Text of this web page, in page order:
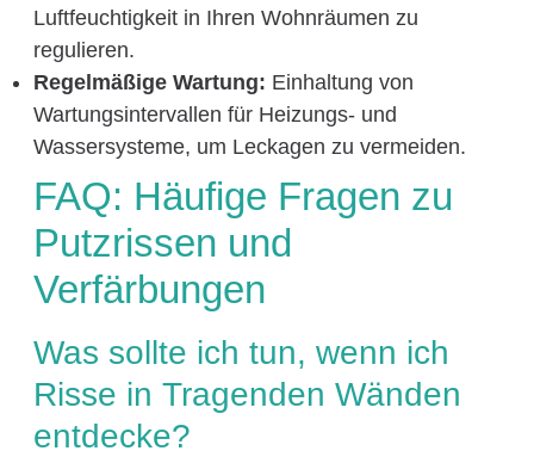
Luftfeuchtigkeit in Ihren Wohnräumen zu
regulieren.
Regelmäßige Wartung: Einhaltung von
Wartungsintervallen für Heizungs- und
Wassersysteme, um Leckagen zu vermeiden.
FAQ: Häufige Fragen zu
Putzrissen und
Verfärbungen
Was sollte ich tun, wenn ich
Risse in Tragenden Wänden
entdecke?